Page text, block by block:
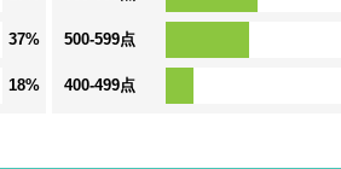
37%
18%
500-599点
400-499点